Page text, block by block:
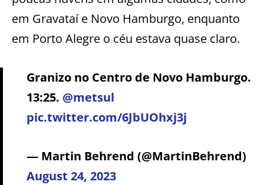
em Gravataí e Novo Hamburgo, enquanto
em Porto Alegre o céu estava quase claro.
Granizo no Centro de Novo Hamburgo.
13:25. @metsul
pic.twitter.com/6JbUOhxj3j
— Martin Behrend (@MartinBehrend)
August 24, 2023